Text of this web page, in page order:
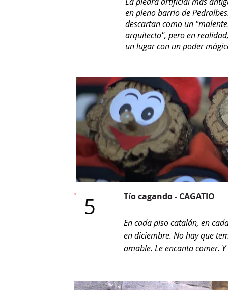
5 Tío cagando - CAGATIO
En cada piso catalán, en
en diciembre. No hay que
amable. Le encanta comer.
en pleno barrio de
descartan como un
arquitecto", pero en
un lugar con un poder